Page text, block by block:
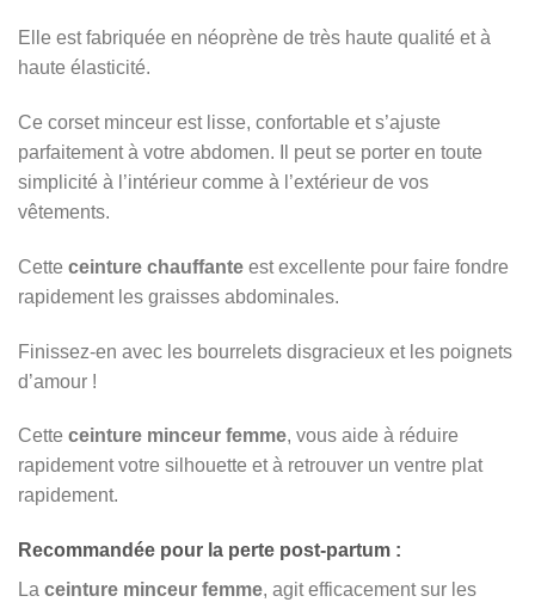
Elle est fabriquée en néoprène de très haute qualité et à
haute élasticité.
Ce corset minceur est lisse, confortable et s’ajuste
parfaitement à votre abdomen. Il peut se porter en toute
simplicité à l’intérieur comme à l’extérieur de vos
vêtements.
Cette ceinture chauffante est excellente pour faire fondre
rapidement les graisses abdominales.
Finissez-en avec les bourrelets disgracieux et les poignets
d’amour !
Cette ceinture minceur femme, vous aide à réduire
rapidement votre silhouette et à retrouver un ventre plat
rapidement.
Recommandée pour la perte post-partum :
La ceinture minceur femme, agit efficacement sur les